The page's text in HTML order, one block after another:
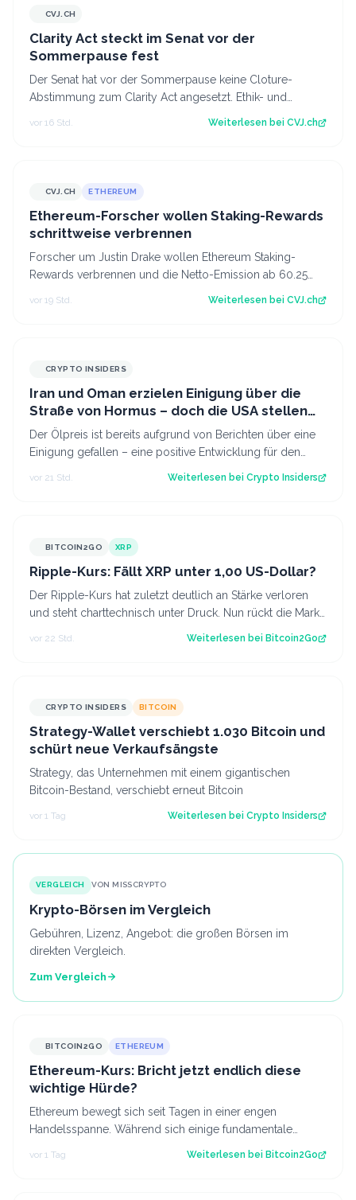
CVJ.CHCVJ.CH
Clarity Act steckt im Senat vor der
Sommerpause fest
Der Senat hat vor der Sommerpause keine Cloture-
Abstimmung zum Clarity Act angesetzt. Ethik- und
vor 16 Std. Weiterlesen bei CVJ.ch
CVJ.CHCVJ.CH ETHEREUM
Ethereum-Forscher wollen Staking-Rewards
schrittweise verbrennen
Forscher um Justin Drake wollen Ethereum Staking-
Rewards verbrennen und die Netto-Emission ab 60.25
vor 19 Std. Weiterlesen bei CVJ.ch
CRYPTO INSIDERS
Iran und Oman erzielen Einigung über die
Straße von Hormus – doch die USA stellen
sich quer
Der Ölpreis ist bereits aufgrund von Berichten über eine
Einigung gefallen – eine positive Entwicklung für den
vor 21 Std. Weiterlesen bei Crypto Insiders
BITCOIN2GO XRP
Ripple-Kurs: Fällt XRP unter 1,00 US-Dollar?
Der Ripple-Kurs hat zuletzt deutlich an Stärke verloren
und steht charttechnisch unter Druck. Nun rückt die Marke
vor 22 Std. Weiterlesen bei Bitcoin2Go
CRYPTO INSIDERS BITCOIN
Strategy-Wallet verschiebt 1.030 Bitcoin und
schürt neue Verkaufsängste
Strategy, das Unternehmen mit einem gigantischen
Bitcoin-Bestand, verschiebt erneut Bitcoin
vor 1 Tag Weiterlesen bei Crypto Insiders
VERGLEICH VON MISSCRYPTO
Krypto-Börsen im Vergleich
Gebühren, Lizenz, Angebot: die großen Börsen im
direkten Vergleich.
Zum Vergleich
BITCOIN2GO ETHEREUM
Ethereum-Kurs: Bricht jetzt endlich diese
wichtige Hürde?
Ethereum bewegt sich seit Tagen in einer engen
Handelsspanne. Während sich einige fundamentale
vor 1 Tag Weiterlesen bei Bitcoin2Go